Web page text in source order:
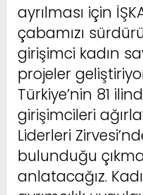
ayrılması için
çabamızı
girişimci kadın
projeler
Türkiye’nin 81
girişimcileri
Liderleri
bulunduğu
anlatacağız.